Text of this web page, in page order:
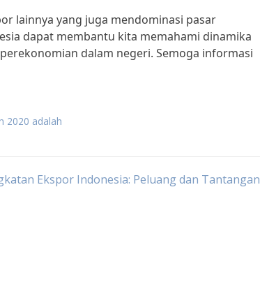
lainnya yang juga mendominasi pasar
dapat membantu kita memahami dinamika
dalam negeri. Semoga informasi
2020 adalah
Ekspor Indonesia: Peluang dan Tantangan